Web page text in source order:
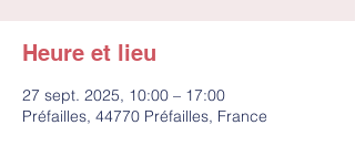
Heure et lieu
27 sept. 2025, 10:00 – 17:00
Préfailles, 44770 Préfailles, France